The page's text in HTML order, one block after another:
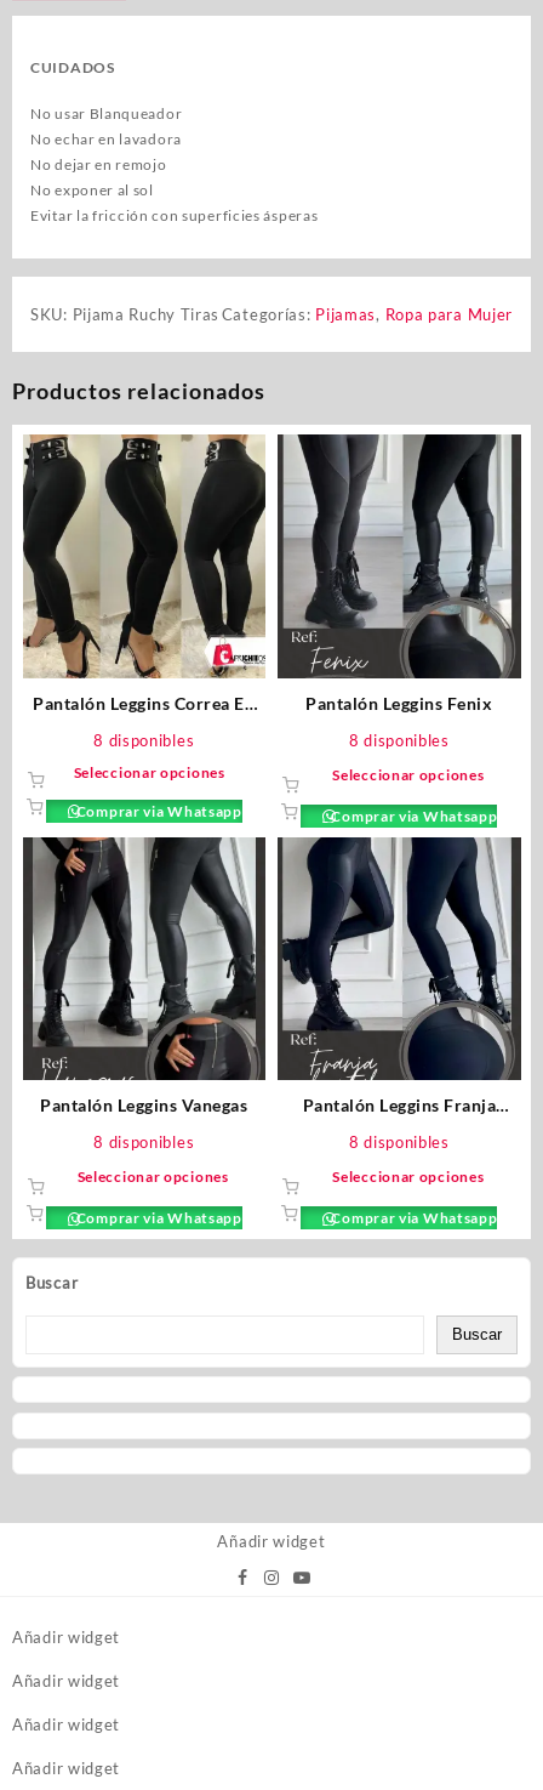
Buscar
Buscar
CUIDADOS
No usar Blanqueador
No echar en lavadora
No dejar en remojo
No exponer al sol
Evitar la fricción con superficies ásperas
SKU: Pijama Ruchy Tiras Categorías: Pijamas, Ropa para Mujer
Productos relacionados
Pantalón Leggins Correa En
8 disponibles
Seleccionar opciones
Comprar via Whatsapp
Pantalón Leggins Fenix
8 disponibles
Seleccionar opciones
Comprar via Whatsapp
Pantalón Leggins Vanegas
8 disponibles
Seleccionar opciones
Comprar via Whatsapp
Pantalón Leggins Franja
8 disponibles
Seleccionar opciones
Comprar via Whatsapp
Añadir widget
Añadir widget
Añadir widget
Añadir widget
Añadir widget